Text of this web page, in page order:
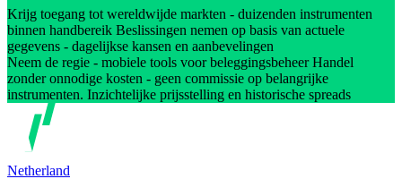
Krijg toegang tot wereldwijde markten - duizenden instrumenten
binnen handbereik Beslissingen nemen op basis van actuele
gegevens - dagelijkse kansen en aanbevelingen
Neem de regie - mobiele tools voor beleggingsbeheer Handel
zonder onnodige kosten - geen commissie op belangrijke
instrumenten. Inzichtelijke prijsstelling en historische spreads
Netherland